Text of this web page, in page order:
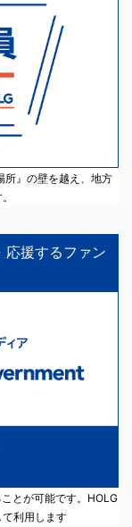
所』の壁を越え、地方
応援するファン
とが可能です。HOLG
利用します